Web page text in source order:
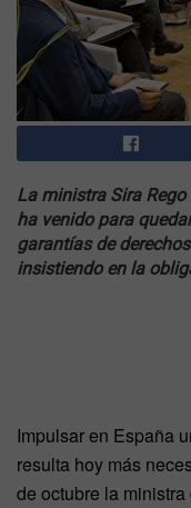
La ministra Sira
ha venido para
garantías de
insistiendo en la
Impulsar en España
resulta hoy más
de octubre la